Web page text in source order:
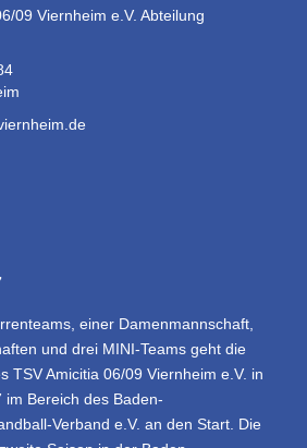
09 Viernheim e.V. Abteilung
einer Damenmannschaft,
und drei MINI-Teams geht die
TSV Amicitia 06/09 Viernheim e.V. in
Bereich des Baden-
Verband e.V. an den Start. Die